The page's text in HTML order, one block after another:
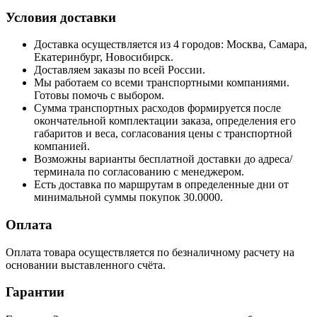
Условия доставки
Доставка осуществляется из 4 городов: Москва, Самара,
Екатеринбург, Новосибирск.
Доставляем заказы по всей России.
Мы работаем со всеми транспортными компаниями.
Готовы помочь с выбором.
Сумма транспортных расходов формируется после
окончательной комплектации заказа, определения его
габаритов и веса, согласования цены с транспортной
компанией.
Возможны варианты бесплатной доставки до адреса/
терминала по согласованию с менеджером.
Есть доставка по маршрутам в определенные дни от
минимальной суммы покупок 30.0000.
Оплата
Оплата товара осуществляется по безналичному расчету на
основании выставленного счёта.
Гарантии